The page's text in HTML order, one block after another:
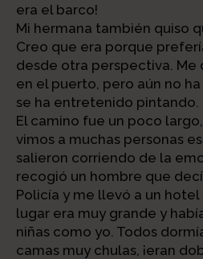
era el barco!
Mi hermana también quiso
Creo que era porque
desde otra perspectiva. Me
en el puerto, pero aún no
se ha entretenido pintando.
El camino fue un poco
vimos a muchas personas
salieron corriendo de la
recogió un hombre que
Policía y me llevó a un hotel
lugar era muy grande y
niñas como yo. Todos
camas muy chulas, ¡eran